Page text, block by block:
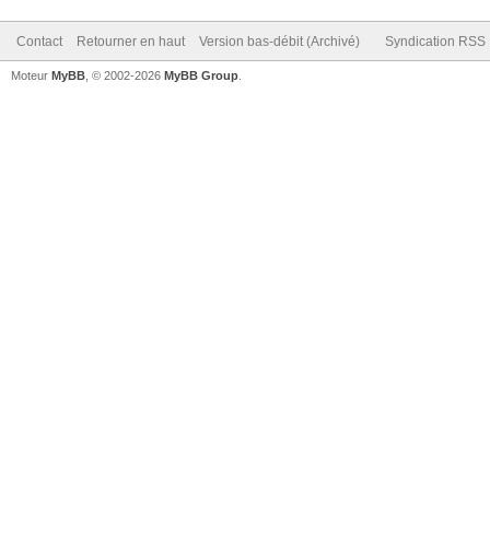
Contact Retourner en haut Version bas-débit (Archivé) Syndication RSS
Moteur MyBB , © 2002-2026 MyBB Group